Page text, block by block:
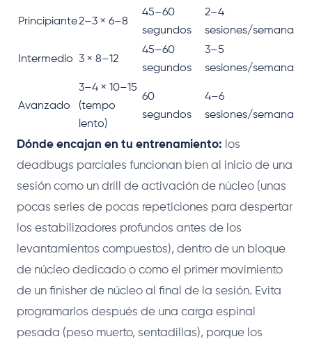
Principiante2–3 × 6–8
45–60
segundos
2–4
sesiones/semana
Intermedio 3 × 8–12
45–60
segundos
3–5
sesiones/semana
Avanzado
3–4 × 10–15
(tempo
lento)
60
segundos
4–6
sesiones/semana
Dónde encajan en tu entrenamiento: los
deadbugs parciales funcionan bien al inicio de una
sesión como un drill de activación de núcleo (unas
pocas series de pocas repeticiones para despertar
los estabilizadores profundos antes de los
levantamientos compuestos), dentro de un bloque
de núcleo dedicado o como el primer movimiento
de un finisher de núcleo al final de la sesión. Evita
programarlos después de una carga espinal
pesada (peso muerto, sentadillas), porque los